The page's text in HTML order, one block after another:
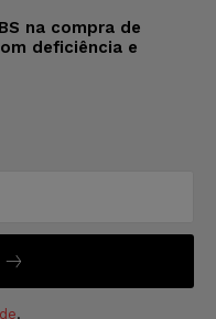
na compra de
deficiência e
.